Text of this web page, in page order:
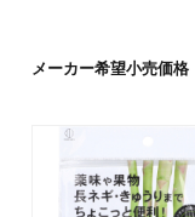
メーカー希望小売価格